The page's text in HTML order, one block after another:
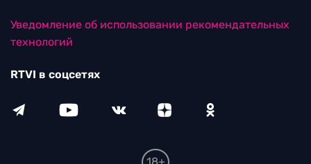
Уведомление об использовании рекомендательных
технологий
RTVI в соцсетях